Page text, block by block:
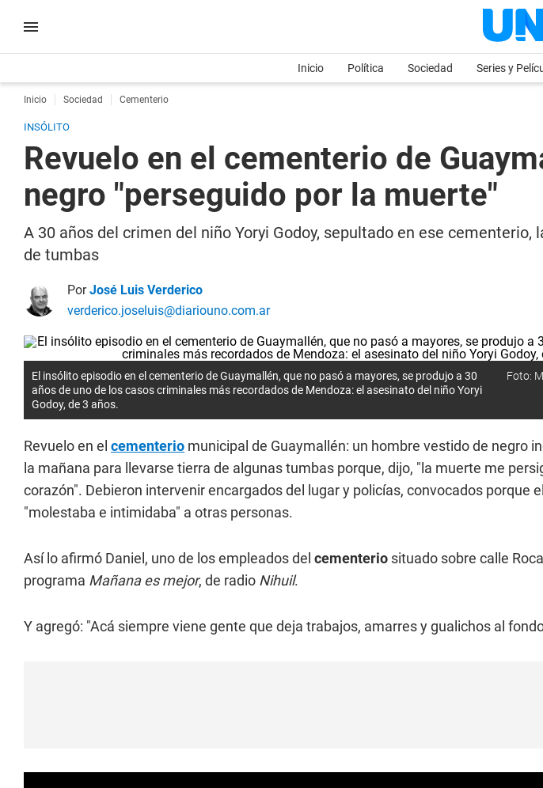
Inicio Política Sociedad Series y
Inicio Sociedad Cementerio
INSÓLITO
Revuelo en el cementerio de
negro "perseguido por la muerte"
A 30 años del crimen del niño Yoryi Godoy, sepultado en ese
de tumbas
PorJosé Luis Verderico
verderico.joseluis@diariouno.com.ar
El insólito episodio en el cementerio de Guaymallén, que no pasó a mayores, se produjo a 30
años de uno de los casos criminales más recordados de Mendoza: el asesinato del niño Yoryi
Godoy, de 3 años.
Foto:
Revuelo en el cementerio municipal de Guaymallén: un hombre vestido de negro
la mañana para llevarse tierra de algunas tumbas porque, dijo, "la muerte me
corazón". Debieron intervenir encargados del lugar y policías, convocados porque
"molestaba e intimidaba" a otras personas.
Así lo afirmó Daniel, uno de los empleados del cementerio situado sobre calle
programa Mañana es mejor, de radio Nihuil.
Y agregó: "Acá siempre viene gente que deja trabajos, amarres y gualichos al